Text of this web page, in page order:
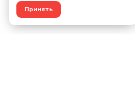
Принять